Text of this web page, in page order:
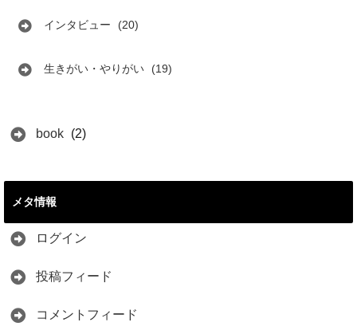
インタビュー (20)
生きがい・やりがい (19)
book (2)
メタ情報
ログイン
投稿フィード
コメントフィード